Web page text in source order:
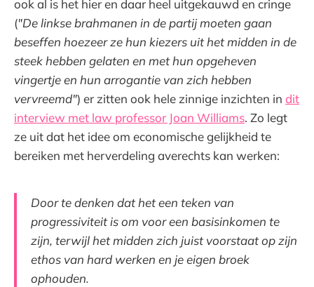
ook al is het hier en daar heel uitgekauwd en cringe
("De linkse brahmanen in de partij moeten gaan
beseffen hoezeer ze hun kiezers uit het midden in de
steek hebben gelaten en met hun opgeheven
vingertje en hun arrogantie van zich hebben
vervreemd") er zitten ook hele zinnige inzichten in dit
interview met law professor Joan Williams. Zo legt
ze uit dat het idee om economische gelijkheid te
bereiken met herverdeling averechts kan werken:
Door te denken dat het een teken van
progressiviteit is om voor een basisinkomen te
zijn, terwijl het midden zich juist voorstaat op zijn
ethos van hard werken en je eigen broek
ophouden.